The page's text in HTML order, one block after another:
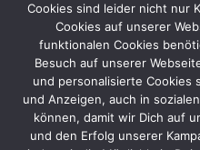
Erfahre mehr in der
Kontakt :: Bildnachweise
Cookies sind leider nicht nur
Cookies auf unserer
funktionalen Cookies
Besuch auf unserer
und personalisierte Cookies
und Anzeigen, auch in
können, damit wir Dich auf
und den Erfolg unserer